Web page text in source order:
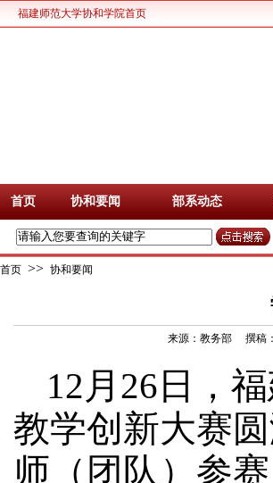
福建师范大学协和学院首页
首页 协和要闻 部系动态
首页 >> 协和要闻
来源：教务部 撰稿
12月26日，
教学创新大赛
师（团队）参赛